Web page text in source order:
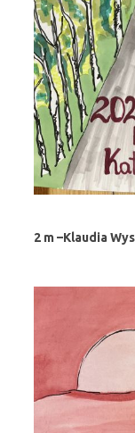
2 m –Klaudia